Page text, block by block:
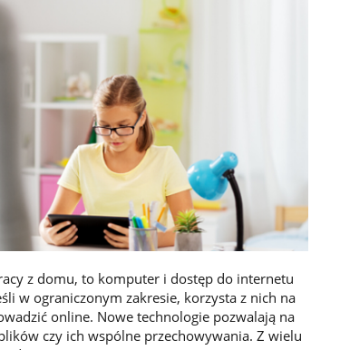
z domu, to komputer i dostęp do internetu
w ograniczonym zakresie, korzysta z nich na
online. Nowe technologie pozwalają na
czy ich wspólne przechowywania. Z wielu